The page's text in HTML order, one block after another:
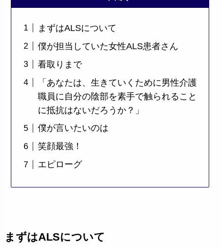
まずはALSについて
僕が担当していた女性ALS患者さん
看取りまで
「あなたは、生きていくために男性介護
職員に自分の陰部を素手で触られること
に抵抗はないだろうか？」
僕が言いたいのは
笑顔最強！
エピローグ
まずはALSについて